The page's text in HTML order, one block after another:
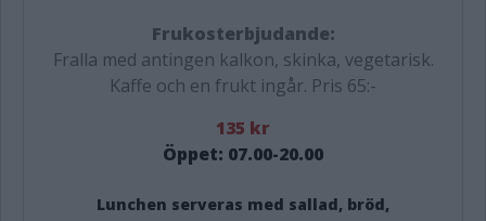
Frukosterbjudande:
Fralla med antingen kalkon, skinka, vegetarisk.
Kaffe och en frukt ingår. Pris 65:-
135 kr
Öppet: 07.00-20.00
Lunchen serveras med sallad, bröd,